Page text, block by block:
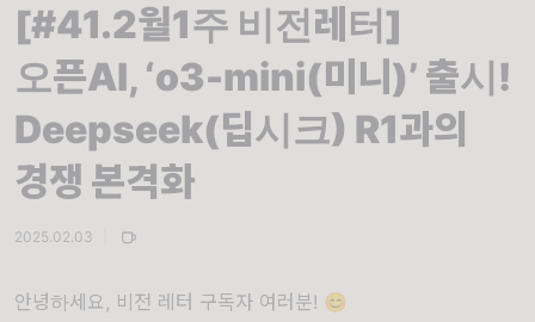
[#41.2월1주 비전레터]
오픈AI, ‘o3-mini(미니)’ 출시!
Deepseek(딥시크) R1과의
경쟁 본격화
2025.02.03
안녕하세요, 비전 레터 구독자 여러분! 😊